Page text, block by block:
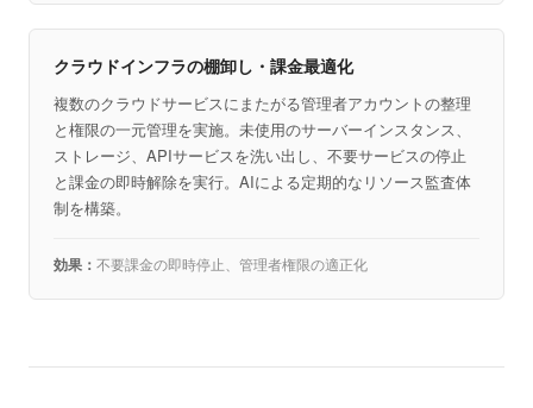
クラウドインフラの棚卸し・課金最適化
複数のクラウドサービスにまたがる管理者アカウントの整理
と権限の一元管理を実施。未使用のサーバーインスタンス、
ストレージ、APIサービスを洗い出し、不要サービスの停止
と課金の即時解除を実行。AIによる定期的なリソース監査体
制を構築。
不要課金の即時停止、管理者権限の適正化